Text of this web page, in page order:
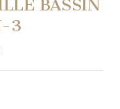
BASSIN
3